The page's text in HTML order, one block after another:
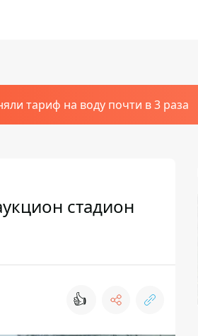
тариф на воду почти в 3 раза
стадион
👍